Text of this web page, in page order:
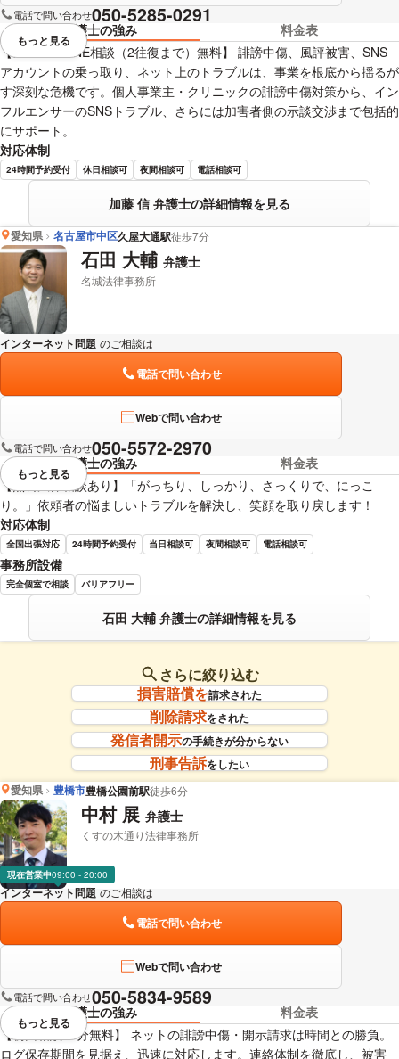
電話で問い合わせ050-5285-0291
弁護士の強み
料金表
【メール・LINE相談（2往復まで）無料】 誹謗中傷、風評被害、SNS
アカウントの乗っ取り、ネット上のトラブルは、事業を根底から揺るが
す深刻な危機です。個人事業主・クリニックの誹謗中傷対策から、イン
フルエンサーのSNSトラブル、さらには加害者側の示談交渉まで包括的
にサポート。
対応体制
24時間予約受付 休日相談可 夜間相談可 電話相談可
加藤 信 弁護士の詳細情報を見る
視覚的に省略されている要素を
もっと見る
愛知県 名古屋市中区久屋大通駅徒歩7分
石田 大輔 弁護士
名城法律事務所
インターネット問題 のご相談は
電話で問い合わせ
Webで問い合わせ
電話で問い合わせ050-5572-2970
弁護士の強み
料金表
【無料法律相談あり】「がっちり、しっかり、さっくりで、にっこ
り。」依頼者の悩ましいトラブルを解決し、笑顔を取り戻します！
対応体制
全国出張対応 24時間予約受付 当日相談可 夜間相談可 電話相談可
事務所設備
完全個室で相談 バリアフリー
石田 大輔 弁護士の詳細情報を見る
視覚的に省略されている要素を
もっと見る
さらに絞り込む
損害賠償を請求された
削除請求をされた
発信者開示の手続きが分からない
刑事告訴をしたい
愛知県
豊橋市豊橋公園前駅徒歩6分
中村 展 弁護士
くすの木通り法律事務所
現在営業中09:00 - 20:00
インターネット問題 のご相談は
電話で問い合わせ
Webで問い合わせ
電話で問い合わせ050-5834-9589
弁護士の強み
料金表
【初回相談60分無料】 ネットの誹謗中傷・開示請求は時間との勝負。
ログ保存期間を見据え、迅速に対応します。連絡体制を徹底し、被害
視覚的に省略されている要素を
もっと見る